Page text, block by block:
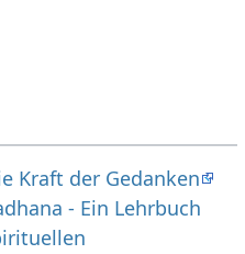
Kraft der Gedanken
- Ein Lehrbuch